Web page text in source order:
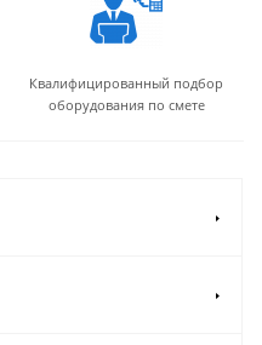
Квалифицированный подбор
оборудования по смете